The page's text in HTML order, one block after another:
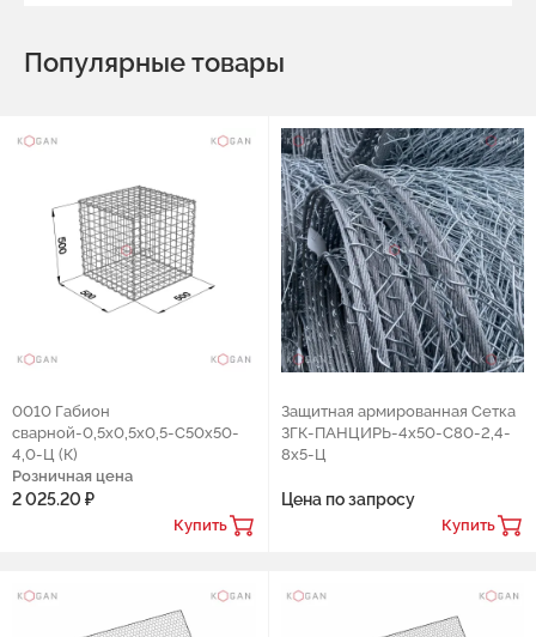
Популярные товары
0010 Габион
сварной-0,5х0,5х0,5-С50х50-
4,0-Ц (К)
Розничная цена
2 025.20 ₽
Купить
Защитная армированная Cетка
ЗГК-ПАНЦИРЬ-4х50-С80-2,4-
8х5-Ц
Цена по запросу
Купить